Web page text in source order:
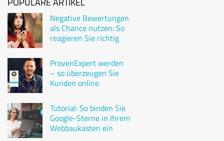
Negative Bewertungen
als Chance nutzen: So
reagieren Sie richtig
ProvenExpert werden
– so überzeugen Sie
Kunden online
Tutorial: So binden Sie
Google-Sterne in Ihrem
Webbaukasten ein